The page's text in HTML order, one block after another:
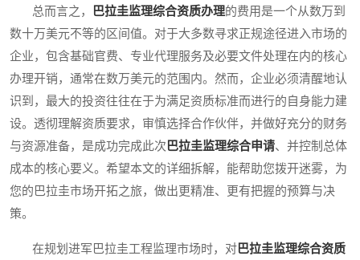
总而言之， 巴拉圭监理综合资质办理的费用是一个从数万到
数十万美元不等的区间值。对于大多数寻求正规途径进入市场的
企业，包含基础官费、专业代理服务及必要文件处理在内的核心
办理开销，通常在数万美元的范围内。然而，企业必须清醒地认
识到，最大的投资往往在于为满足资质标准而进行的自身能力建
设。透彻理解资质要求，审慎选择合作伙伴，并做好充分的财务
与资源准备，是成功完成此次 巴拉圭监理综合申请、并控制总体
成本的核心要义。希望本文的详细拆解，能帮助您拨开迷雾，为
您的巴拉圭市场开拓之旅，做出更精准、更有把握的预算与决
策。
在规划进军巴拉圭工程监理市场时，对巴拉圭监理综合资质